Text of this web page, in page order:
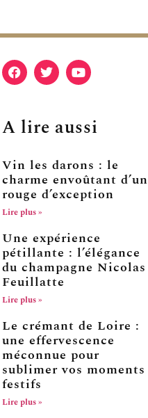
A lire aussi
Vin les darons : le
charme envoûtant d’un
rouge d’exception
Lire plus »
Une expérience
pétillante : l’élégance
du champagne Nicolas
Feuillatte
Lire plus »
Le crémant de Loire :
une effervescence
méconnue pour
sublimer vos moments
festifs
Lire plus »